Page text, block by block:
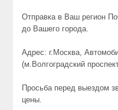
Отправка в Ваш регион
до Вашего города.
Адрес: г.Москва,
(м.Волгоградский
Просьба перед выездом
цены.